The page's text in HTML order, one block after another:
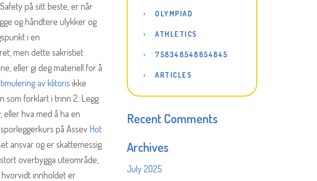
på sitt beste, er når
og håndtere ulykker og
i en
men dette sakristiet
eller gi deg materiell for å
av klitoris ikke
som forklart i trinn 2. Legg
hva med å ha en
på Assev Hot
ansvar og er skattemessig
overbygga uteområde,
hvorvidt innholdet er
OLYMPIAD
ATHLETICS
758348548854845
ARTICLES
Recent Comments
Archives
July 2025